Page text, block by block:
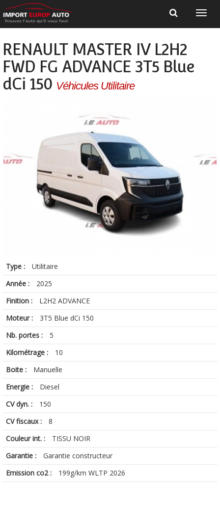
RENAULT MASTER IV L2H2
FWD FG ADVANCE 3T5 Blue
dCi 150 Véhicules Utilitaire
Type :
Utilitaire
Année :
2025
Finition :
L2H2 ADVANCE
Moteur :
3T5 Blue dCi 150
Nb. portes :
5
Kilométrage :
10
Boite :
Manuelle
Energie :
Diesel
CV dyn. :
150
CV fiscaux :
8
Couleur int. :
TISSU NOIR
Garantie :
Garantie constructeur
Emission co2 :
199g/km WLTP 2026